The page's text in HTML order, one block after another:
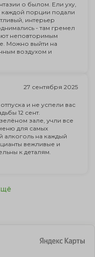
о былом. Ели уху,
каждой порции подали
интерьер
- там гремел
неповторимым
Можно выйти на
воздухом и
27 сентября 2025
и не успели вас
12 сент.
зале, учли все
для самых
алкоголь на каждый
вежливые и
к деталям.